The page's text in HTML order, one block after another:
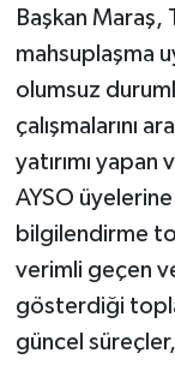
Başkan
mahsuplaşma
olumsuz
çalışmalarını
yatırımı yapan
AYSO üyelerine
bilgilendirme
verimli geçen
gösterdiği
güncel